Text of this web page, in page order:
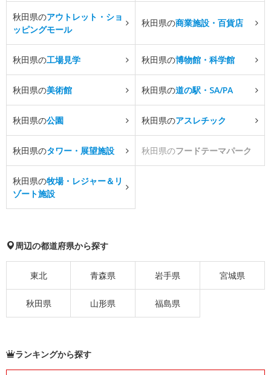
秋田県のアウトレット・ショ
ッピングモール
秋田県の商業施設・百貨店
秋田県の工場見学 秋田県の博物館・科学館
秋田県の美術館 秋田県の道の駅・SA/PA
秋田県の公園 秋田県のアスレチック
秋田県のタワー・展望施設 秋田県のフードテーマパーク
秋田県の牧場・レジャー＆リ
ゾート施設
周辺の都道府県から探す
東北 青森県 岩手県 宮城県
秋田県 山形県 福島県
ランキングから探す